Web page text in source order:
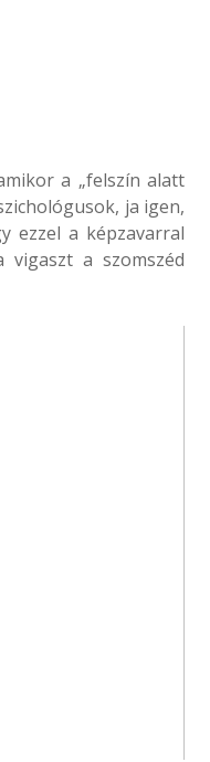
a „felszín alatt
ja igen,
ezzel a képzavarral
vigaszt a szomszéd